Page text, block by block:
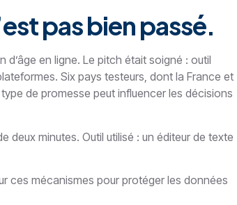
pas bien passé.
en ligne. Le pitch était soigné : outil
Six pays testeurs, dont la France et
de promesse peut influencer les décisions
minutes. Outil utilisé : un éditeur de texte
ces mécanismes pour protéger les données